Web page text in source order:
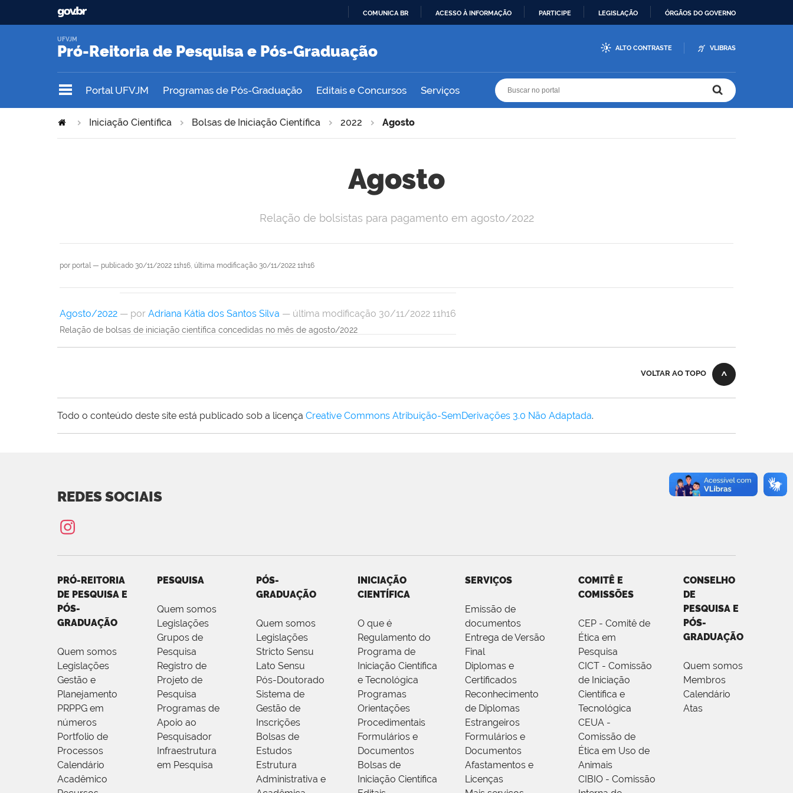
COMUNICA BR ACESSO À INFORMAÇÃO PARTICIPE LEGISLAÇÃO ÓRGÃOS DO GOVERNO
Pró-Reitoria de Pesquisa e Pós-Graduação
UFVJM
ALTO CONTRASTE VLIBRAS
Portal UFVJM Programas de Pós-Graduação Editais e Concursos Serviços
Iniciação Científica Bolsas de Iniciação Científica 2022 Agosto
Agosto
por portal— publicado 30/11/2022 11h16, última modificação 30/11/2022 11h16
Relação de bolsistas para pagamento em agosto/2022
Agosto/2022 — por Adriana Kátia dos Santos Silva — última modificação 30/11/2022 11h16
Relação de bolsas de iniciação científica concedidas no mês de agosto/2022
VOLTAR AO TOPO
Todo o conteúdo deste site está publicado sob a licença Creative Commons Atribuição-SemDerivações 3.0 Não Adaptada.
REDES SOCIAIS
PRÓ-REITORIA
DE PESQUISA E
PÓS-
GRADUAÇÃO
Quem somos
Legislações
Gestão e
Planejamento
PRPPG em
números
Portfolio de
Processos
Calendário
Acadêmico
PESQUISA
Quem somos
Legislações
Grupos de
Pesquisa
Registro de
Projeto de
Pesquisa
Programas de
Apoio ao
Pesquisador
Infraestrutura
em Pesquisa
PÓS-
GRADUAÇÃO
Quem somos
Legislações
Stricto Sensu
Lato Sensu
Pós-Doutorado
Sistema de
Gestão de
Inscrições
Bolsas de
Estudos
Estrutura
Administrativa e
INICIAÇÃO
CIENTÍFICA
O que é
Regulamento do
Programa de
Iniciação Científica
e Tecnológica
Programas
Orientações
Procedimentais
Formulários e
Documentos
Bolsas de
Iniciação Científica
SERVIÇOS
Emissão de
documentos
Entrega de Versão
Final
Diplomas e
Certificados
Reconhecimento
de Diplomas
Estrangeiros
Formulários e
Documentos
Afastamentos e
Licenças
COMITÊ E
COMISSÕES
CEP - Comitê de
Ética em
Pesquisa
CICT - Comissão
de Iniciação
Científica e
Tecnológica
CEUA -
Comissão de
Ética em Uso de
Animais
CIBIO - Comissão
CONSELHO
DE
PESQUISA E
PÓS-
GRADUAÇÃO
Quem somos
Membros
Calendário
Atas